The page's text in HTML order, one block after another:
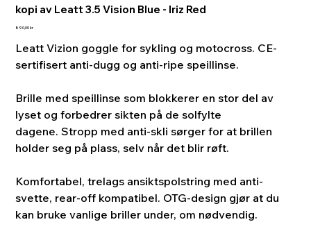
kopi av Leatt 3.5 Vision Blue - Iriz Red
Pris
890,00 kr
Leatt Vizion goggle for sykling og motocross. CE-
sertifisert anti-dugg og anti-ripe speillinse.
Brille med speillinse som blokkerer en stor del av
lyset og forbedrer sikten på de solfylte
dagene. Stropp med anti-skli sørger for at brillen
holder seg på plass, selv når det blir røft.
Komfortabel, trelags ansiktspolstring med anti-
svette, rear-off kompatibel. OTG-design gjør at du
kan bruke vanlige briller under, om nødvendig.